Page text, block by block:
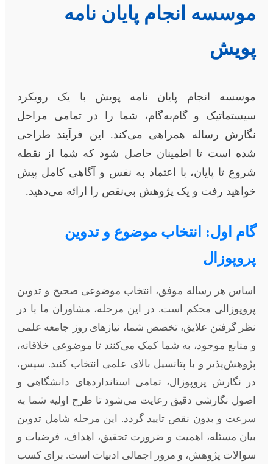
موسسه انجام پایان نامه
پویش
موسسه انجام پایان نامه پویش با یک رویکرد
سیستماتیک و گام‌به‌گام، شما را در تمامی مراحل
نگارش رساله همراهی می‌کند. این فرآیند طراحی
شده است تا اطمینان حاصل شود که شما از نقطه
شروع تا پایان، با اعتماد به نفس و آگاهی کامل پیش
خواهید رفت و یک پژوهش بی‌نقص را ارائه می‌دهید.
گام اول: انتخاب موضوع و تدوین
پروپوزال
اساس هر رساله موفق، انتخاب موضوعی صحیح و تدوین
پروپوزالی محکم است. در این مرحله، مشاوران ما با در
نظر گرفتن علایق، تخصص شما، نیازهای روز جامعه علمی
و منابع موجود، به شما کمک می‌کنند تا موضوعی خلاقانه،
پژوهش‌پذیر و با پتانسیل بالای علمی انتخاب کنید. سپس،
در نگارش پروپوزال، تمامی استانداردهای دانشگاهی و
اصول نگارشی دقیق رعایت می‌شود تا طرح اولیه شما به
سرعت و بدون نقص تایید گردد. این مرحله شامل تدوین
بیان مسئله، اهمیت و ضرورت تحقیق، اهداف، فرضیات و
سوالات پژوهش، و مرور اجمالی ادبیات است. برای کسب